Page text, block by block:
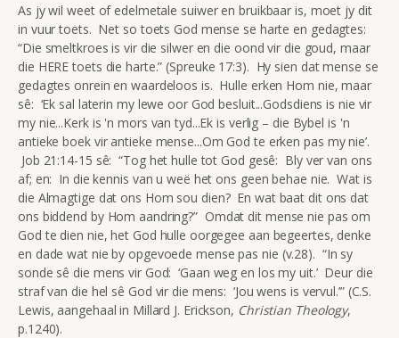
As jy wil weet of edelmetale suiwer en bruikbaar is, moet jy dit
in vuur toets. Net so toets God mense se harte en gedagtes:
“Die smeltkroes is vir die silwer en die oond vir die goud, maar
die HERE toets die harte.” (Spreuke 17:3). Hy sien dat mense se
gedagtes onrein en waardeloos is. Hulle erken Hom nie, maar
sê: ‘Ek sal laterin my lewe oor God besluit...Godsdiens is nie vir
my nie...Kerk is 'n mors van tyd...Ek is verlig – die Bybel is 'n
antieke boek vir antieke mense...Om God te erken pas my nie’.
Job 21:14-15 sê: “Tog het hulle tot God gesê: Bly ver van ons
af; en: In die kennis van u weë het ons geen behae nie. Wat is
die Almagtige dat ons Hom sou dien? En wat baat dit ons dat
ons biddend by Hom aandring?” Omdat dit mense nie pas om
God te dien nie, het God hulle oorgegee aan begeertes, denke
en dade wat nie by opgevoede mense pas nie (v.28). “In sy
sonde sê die mens vir God: ‘Gaan weg en los my uit.’ Deur die
straf van die hel sê God vir die mens: ‘Jou wens is vervul.’” (C.S.
Lewis, aangehaal in Millard J. Erickson, Christian Theology,
p.1240).